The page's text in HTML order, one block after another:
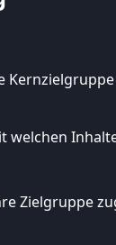
welchen
Zielgruppe